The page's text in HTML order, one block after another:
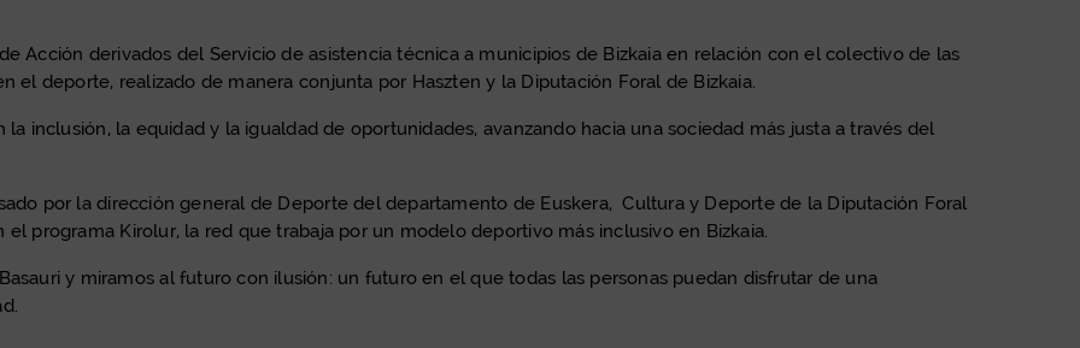
Acción derivados del Servicio de asistencia técnica a municipios de Bizkaia en relación con el colectivo de las
el deporte, realizado de manera conjunta por Haszten y la Diputación Foral de Bizkaia.
inclusión, la equidad y la igualdad de oportunidades, avanzando hacia una sociedad más justa a través del
por la dirección general de Deporte del departamento de Euskera, Cultura y Deporte de la Diputación Foral
programa Kirolur, la red que trabaja por un modelo deportivo más inclusivo en Bizkaia.
y miramos al futuro con ilusión: un futuro en el que todas las personas puedan disfrutar de una